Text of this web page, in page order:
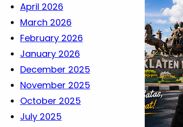
April 2026
March 2026
February 2026
January 2026
December 2025
November 2025
October 2025
July 2025